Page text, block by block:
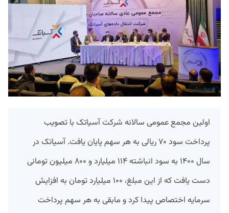
اولین مجمع عمومی سالانه شرکت آسیاتک با تصویب
پرداخت سود ۷۰ ریالی به هر سهم پایان یافت. آسیاتک در
سال ۱۴۰۰ به سود انباشته ۱۱۴ میلیارد و ۸۰۰ میلیون تومانی
دست یافت که از این مبلغ،‌ ۱۰۰ میلیارد تومان به افزایش
سرمایه اختصاص پیدا کرد و مابقی به هر سهم پرداخت